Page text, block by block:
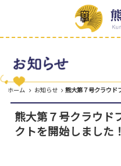
ホーム お知らせ 熊大第７号クラウド
熊大第７号クラウド
クトを開始しました！
お知らせ
熊本大学基金について
学長メッセージ
熊本大学基金の概要
寄附のご案内